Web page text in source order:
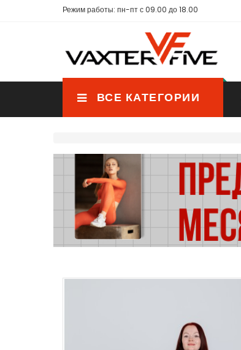
Режим работы: пн-пт с 09.00 до 18.00
ВСЕ КАТЕГОРИИ